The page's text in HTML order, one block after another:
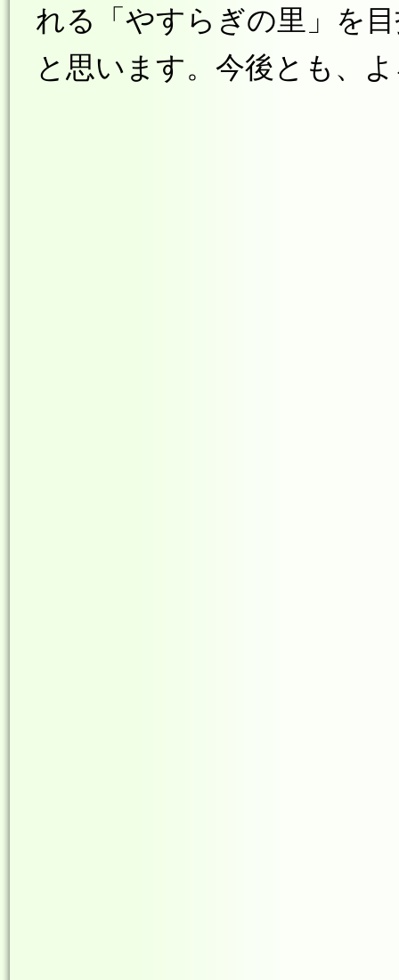
れる「やすらぎの里」を
と思います。今後とも、